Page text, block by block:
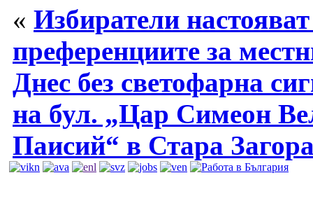
« Избиратели
преференциите за
Днес без светофарна
на бул. „Цар Симеон
Паисий“ в Стара